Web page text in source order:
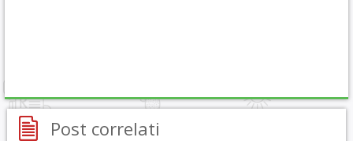
Post correlati